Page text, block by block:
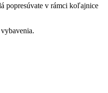
popresúvate v rámci koľajnice